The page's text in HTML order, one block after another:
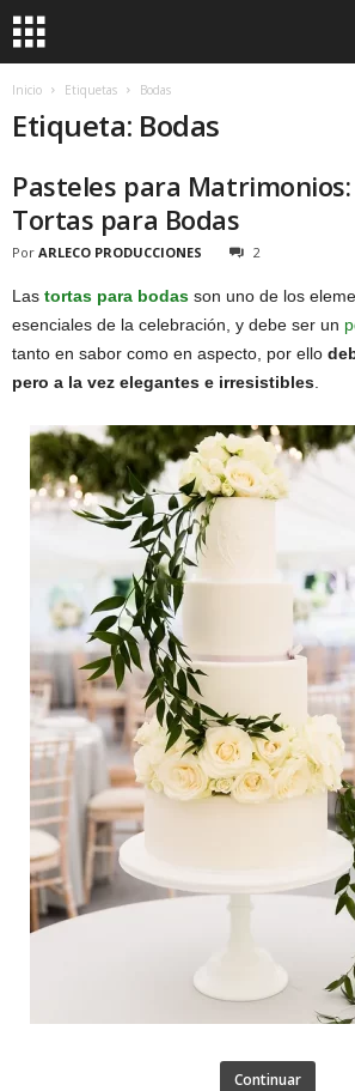
Inicio Etiquetas Bodas
Etiqueta: Bodas
Pasteles para
Tortas para Bodas
Por ARLECO PRODUCCIONES 2
Las tortas para bodas son uno de los
esenciales de la celebración, y debe ser un
tanto en sabor como en aspecto, por ello
pero a la vez elegantes e irresistibles
Continuar